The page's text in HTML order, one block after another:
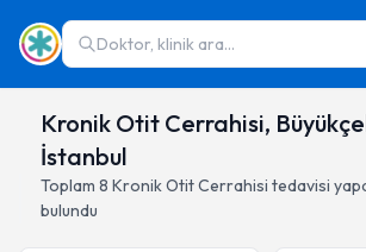
Doktor, klinik ara...
Kronik Otit Cerrahisi,
İstanbul
Toplam 8 Kronik Otit Cerrahisi tedavisi
bulundu